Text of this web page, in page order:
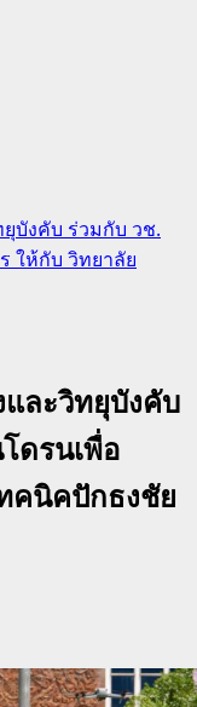
บังคับ ร่วมกับ วช.
ให้กับ วิทยาลัย
ละวิทยุบังคับ
ดรนเพื่อ
คนิคปักธงชัย